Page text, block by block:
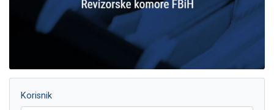
Korisnik